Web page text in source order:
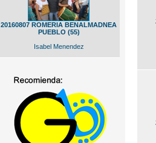
20160807 ROMERIA BENALMADNEA
PUEBLO (55)
Isabel Menendez